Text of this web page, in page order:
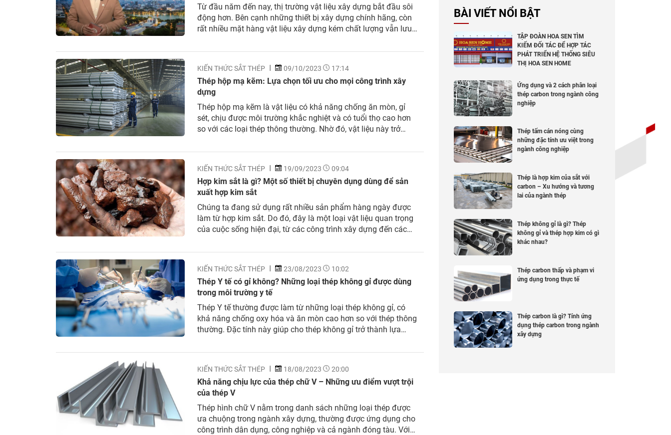
Từ đầu năm đến nay, thị trường vật liệu xây dựng bắt đầu sôi
động hơn. Bên cạnh những thiết bị xây dựng chính hãng, còn
rất nhiều mặt hàng vật liệu xây dựng kém chất lượng vẫn lưu
hưởng đến tuổi thọ...
KIẾN THỨC SẮT THÉP 09/10/2023 17:14
Thép hộp mạ kẽm: Lựa chọn tối ưu cho mọi công trình xây
dựng
Thép hộp mạ kẽm là vật liệu có khả năng chống ăn mòn, gỉ
sét, chịu được môi trường khắc nghiệt và có tuổi thọ cao hơn
so với các loại thép thông thường. Nhờ đó, vật liệu này trở
nay. Vậy,...
KIẾN THỨC SẮT THÉP 19/09/2023 09:04
Hợp kim sắt là gì? Một số thiết bị chuyên dụng dùng để sản
xuất hợp kim sắt
Chúng ta đang sử dụng rất nhiều sản phẩm hàng ngày được
làm từ hợp kim sắt. Do đó, đây là một loại vật liệu quan trọng
của cuộc sống hiện đại, từ các công trình xây dựng đến các
gì?...
KIẾN THỨC SẮT THÉP 23/08/2023 10:02
Thép Y tế có gỉ không? Những loại thép không gỉ được dùng
trong môi trường y tế
Thép Y tế thường được làm từ những loại thép không gỉ, có
khả năng chống oxy hóa và ăn mòn cao hơn so với thép thông
thường. Đặc tính này giúp cho thép không gỉ trở thành lựa
thép Y...
KIẾN THỨC SẮT THÉP 18/08/2023 20:00
Khả năng chịu lực của thép chữ V – Những ưu điểm vượt trội
của thép V
Thép hình chữ V nằm trong danh sách những loại thép được
ưa chuộng trong ngành xây dựng, thường được ứng dụng cho
công trình dân dụng, công nghiệp và cả ngành đóng tàu. Với
BÀI VIẾT NỔI BẬT
TẬP ĐOÀN HOA SEN TÌM
KIẾM ĐỐI TÁC ĐỂ HỢP TÁC
PHÁT TRIỂN HỆ THỐNG SIÊU
THỊ HOA SEN HOME
Ứng dụng và 2 cách phân loại
thép carbon trong ngành công
nghiệp
Thép tấm cán nóng cùng
những đặc tính ưu việt trong
ngành công nghiệp
Thép là hợp kim của sắt với
carbon – Xu hướng và tương
lai của ngành thép
Thép không gỉ là gì? Thép
không gỉ và thép hợp kim có gì
khác nhau?
Thép carbon thấp và phạm vi
ứng dụng trong thực tế
Thép carbon là gì? Tính ứng
dụng thép carbon trong ngành
xây dựng